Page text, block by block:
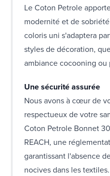
Le Coton Petrole
modernité et de
coloris uni s'adaptera
styles de décoration,
ambiance cocooning ou
Une sécurité assurée
Nous avons à cœur de
respectueux de votre
Coton Petrole Bonnet
REACH, une
garantissant l'absence
nocives dans les textiles.